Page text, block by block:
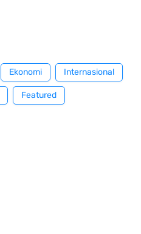
Ekonomi Internasional
Featured